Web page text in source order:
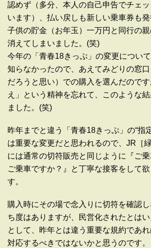
認めず（多分、本人の自己申告でチェ
います）、払い戻しも新しい乗車券も発
子供の貯金（お年玉）一万円と同行の
消えてしまいました。(笑)
今年の「青春18きっぷ」の変更につい
知らなかったので、あえてみどりの窓
だろうと思い）での購入を選んだので
え」という精神を忘れて、このような
ました。(笑)
昨年までと違う「青春18きっぷ」の“指
は重要な変更だと思われるので、JR［
には通常の切符販売と同じように『ご
ご乗車ですか？』と丁寧な接客をして
す。
購入時にその場で念入りに切符を確認
ち度はありますが、民営化されたとは
として、昨年とは違う重要な規約であ
対応するべきではないかと思うのです。